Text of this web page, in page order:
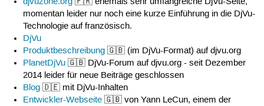
momentan leider nur noch eine kurze Einführung in die DjVu-
Technologie auf französisch.
DjVu
Produktbeschreibung 🇬🇧 (im DjVu-Format) auf djvu.org
PlanetDjVu 🇬🇧 DjVu-Forum auf djvu.org - seit Dezember
2014 leider für neue Beiträge geschlossen
Blog 🇩🇪 mit DjVu-Inhalten
Entwickler-Webseite 🇬🇧 von Yann LeCun, einem der